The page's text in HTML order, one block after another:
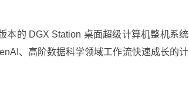
本的 DGX Station 桌面超级计算机整机系统
、高阶数据科学领域工作流快速成长的计